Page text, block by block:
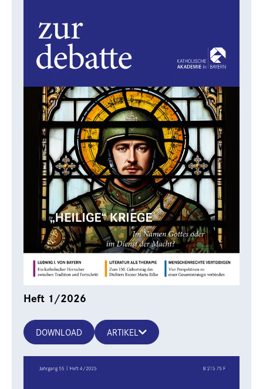
Heft 1/2026
DOWNLOAD ARTIKEL